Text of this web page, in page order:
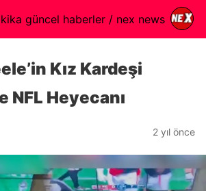
güncel haberler / nex news
Kız Kardeşi
NFL Heyecanı
2 yıl önce